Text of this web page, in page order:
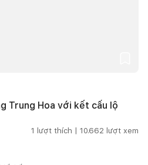
Trung Hoa với kết cấu lộ
1 lượt thích | 10.662 lượt xem